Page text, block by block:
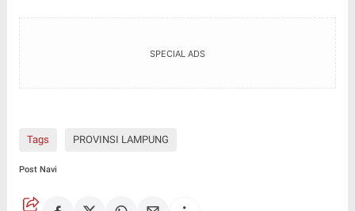
SPECIAL ADS
Tags PROVINSI LAMPUNG
Post Navi